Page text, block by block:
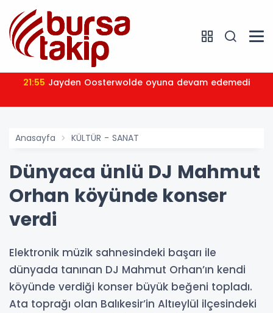
21:55 Jayden Oosterwolde oyuna devam edemedi
Anasayfa KÜLTÜR - SANAT
Dünyaca ünlü DJ Mahmut
Orhan köyünde konser
verdi
Elektronik müzik sahnesindeki başarı ile
dünyada tanınan DJ Mahmut Orhan’ın kendi
köyünde verdiği konser büyük beğeni topladı.
Ata toprağı olan Balıkesir’in Altıeylül ilçesindeki